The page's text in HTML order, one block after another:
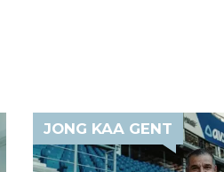
JONG KAA GENT